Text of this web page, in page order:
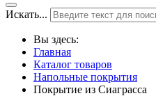
Искать...
Вы здесь:
Главная
Каталог товаров
Напольные покрытия
Покрытие из Сиаграсса